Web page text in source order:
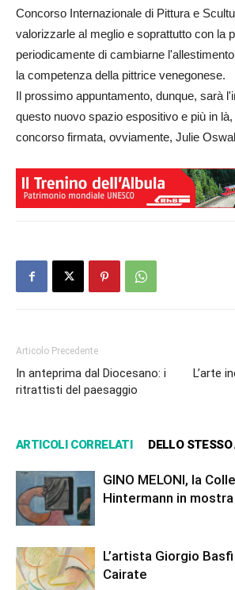
Concorso Internazionale di Pittura e
valorizzarle al meglio e soprattutto con la
periodicamente di cambiarne
la competenza della pittrice venegonese.
Il prossimo appuntamento, dunque, sarà
questo nuovo spazio espositivo e più in
concorso firmata, ovviamente, Julie
Articolo Precedente
In anteprima dal Diocesano: i
ritrattisti del paesaggio
L’arte
ARTICOLI CORRELATI DELLO
GINO MELONI, la
Hintermann in
L’artista Giorgio
Cairate